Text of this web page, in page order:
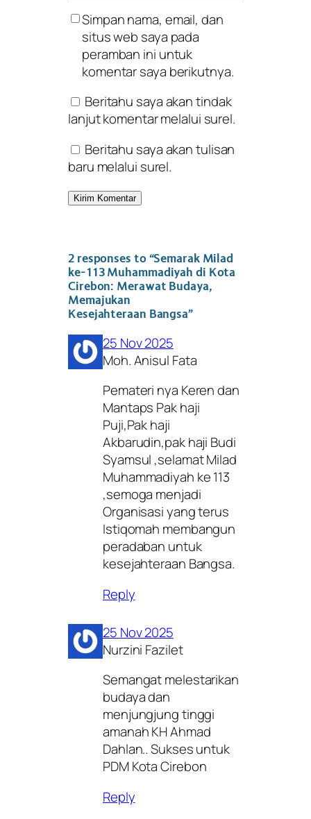
Simpan nama, email, dan
situs web saya pada
peramban ini untuk
komentar saya berikutnya.
Beritahu saya akan tindak
lanjut komentar melalui surel.
Beritahu saya akan tulisan
baru melalui surel.
2 responses to “Semarak Milad
ke-113 Muhammadiyah di Kota
Cirebon: Merawat Budaya,
Memajukan
Kesejahteraan Bangsa”
25 Nov 2025
Moh. Anisul Fata
Pemateri nya Keren dan
Mantaps Pak haji
Puji,Pak haji
Akbarudin,pak haji Budi
Syamsul ,selamat Milad
Muhammadiyah ke 113
,semoga menjadi
Organisasi yang terus
Istiqomah membangun
peradaban untuk
kesejahteraan Bangsa.
Reply
25 Nov 2025
Nurzini Fazilet
Semangat melestarikan
budaya dan
menjungjung tinggi
amanah KH Ahmad
Dahlan.. Sukses untuk
PDM Kota Cirebon
Reply